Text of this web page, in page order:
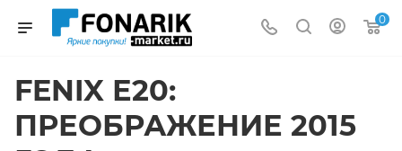
0
​FENIX Е20:
ПРЕОБРАЖЕНИЕ 2015